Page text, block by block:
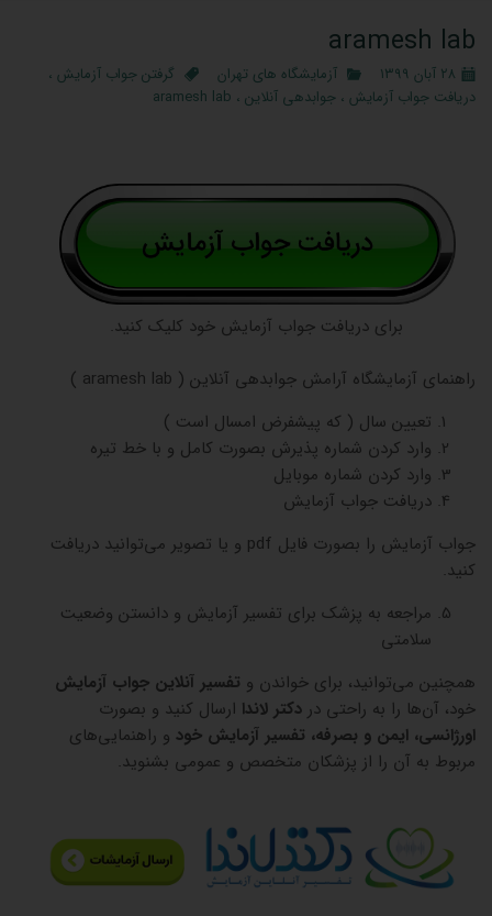
aramesh lab
۲۸ آبان ۱۳۹۹ آزمایشگاه‌ های تهران گرفتن جواب آزمایش ،
دریافت جواب آزمایش ، جوابدهی آنلاین ، aramesh lab
برای دریافت جواب آزمایش خود کلیک کنید.
راهنمای آزمایشگاه آرامش جوابدهی آنلاین ( aramesh lab )
تعیین سال ( که پیشفرض امسال است )
وارد کردن شماره پذیرش بصورت کامل و با خط تیره
وارد کردن شماره موبایل
دریافت جواب آزمایش
جواب آزمایش را بصورت فایل pdf و یا تصویر می‌توانید دریافت
کنید.
مراجعه به پزشک برای تفسیر آزمایش و دانستن وضعیت
سلامتی
همچنین می‌توانید، برای خواندن و تفسیر آنلاین جواب آزمایش
خود، آن‌ها را به راحتی در دکتر لاندا ارسال کنید و بصورت
اورژانسی، ایمن و بصرفه، تفسیر آزمایش خود و راهنمایی‌های
مربوط به آن را از پزشکان متخصص و عمومی بشنوید.